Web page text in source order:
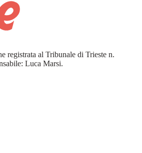
registrata al Tribunale di Trieste n.
Luca Marsi.